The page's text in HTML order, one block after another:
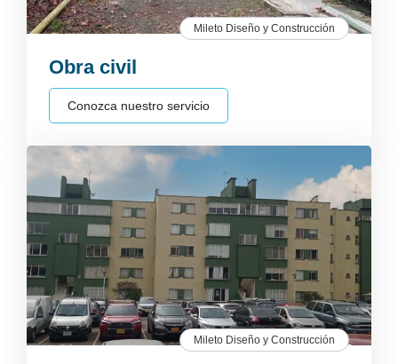
Mileto Diseño y Construcción
Obra civil
Conozca nuestro servicio
Mileto Diseño y Construcción